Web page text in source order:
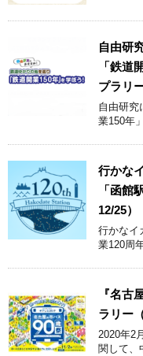
自由研
「鉄道
プラリ
自由研究
業150年
行かな
「函館
12/25）
行かなイ
業120周
『名古
ラリー
2020年2
関して、